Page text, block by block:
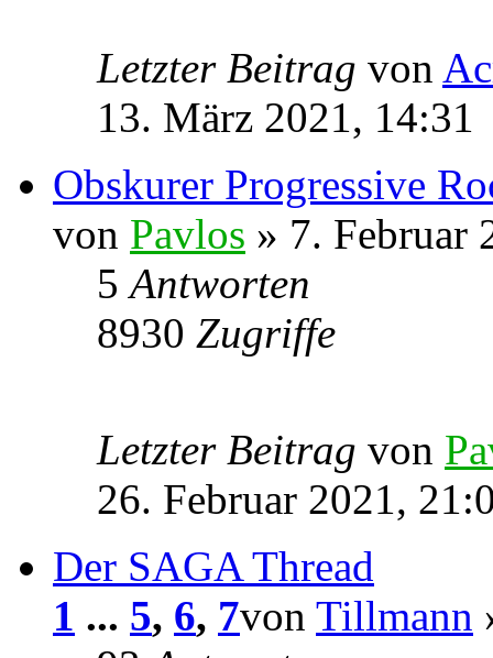
Letzter Beitrag von
13. März 2021, 14:31
Obskurer Progressive
von Pavlos » 7. Februar
5Antworten
8930 Zugriffe
Letzter Beitrag von
26. Februar 2021,
Der SAGA Thread
1 ... 5, 6, 7von Tillmann